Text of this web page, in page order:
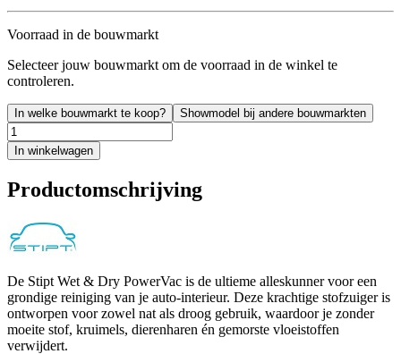
Voorraad in de bouwmarkt
Selecteer jouw bouwmarkt om de voorraad in de winkel te
controleren.
In welke bouwmarkt te koop? Showmodel bij andere bouwmarkten
In winkelwagen
Productomschrijving
De Stipt Wet & Dry PowerVac is de ultieme alleskunner voor een
grondige reiniging van je auto-interieur. Deze krachtige stofzuiger is
ontworpen voor zowel nat als droog gebruik, waardoor je zonder
moeite stof, kruimels, dierenharen én gemorste vloeistoffen
verwijdert.